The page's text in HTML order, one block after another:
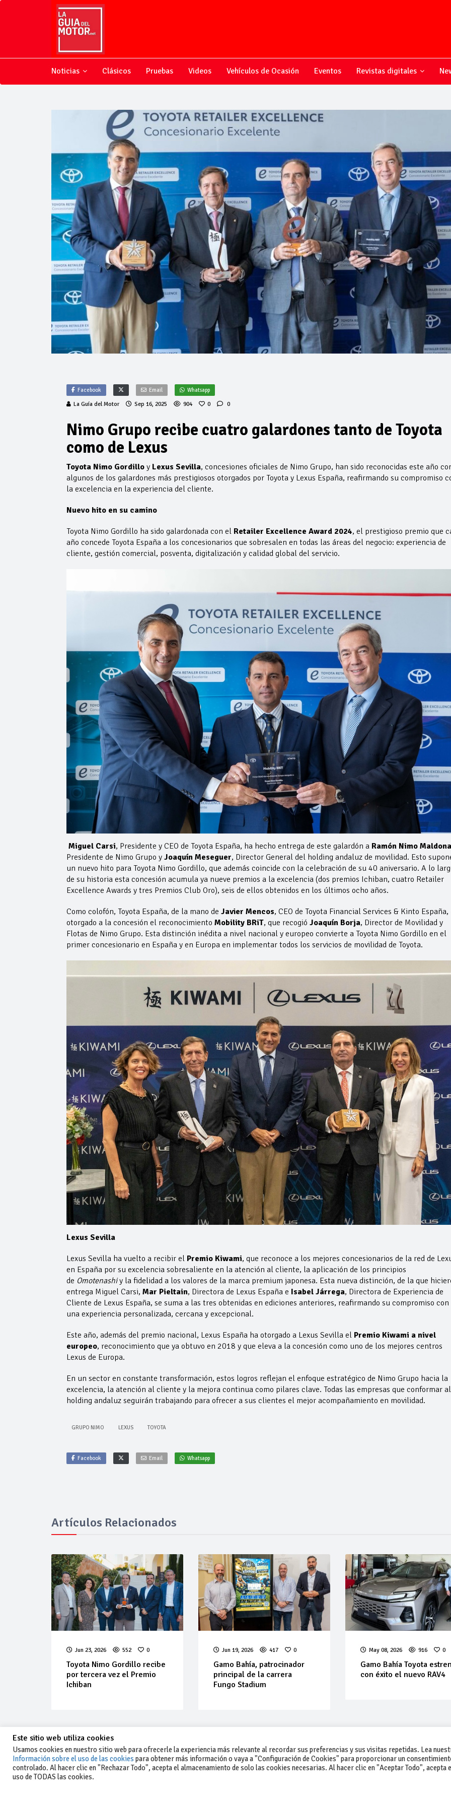
Noticias Clásicos Pruebas Videos Vehículos de Ocasión Eventos Revistas digitales
Facebook Email Whatsapp
La Guía del Motor Sep 16, 2025 904 0 0
Nimo Grupo recibe cuatro galardones tanto de Toyota
como de Lexus
Toyota Nimo Gordilloy Lexus Sevilla, concesiones oficiales de Nimo Grupo, han sido reconocidas este año
algunos de los galardones más prestigiosos otorgados por Toyota y Lexus España, reafirmando su compromiso
la excelencia en la experiencia del cliente.
Nuevo hito en su camino
Toyota Nimo Gordillo ha sido galardonada con el Retailer Excellence Award 2024, el prestigioso premio que
año concede Toyota España a los concesionarios que sobresalen en todas las áreas del negocio: experiencia de
cliente, gestión comercial, posventa, digitalización y calidad global del servicio.
Miguel Carsi, Presidente y CEO de Toyota España, ha hecho entrega de este galardón a Ramón Nimo
Presidente de Nimo Grupo y Joaquín Meseguer, Director General del holding andaluz de movilidad. Esto
un nuevo hito para Toyota Nimo Gordillo, que además coincide con la celebración de su 40 aniversario. A lo
de su historia esta concesión acumula ya nueve premios a la excelencia (dos premios Ichiban, cuatro Retailer
Excellence Awards y tres Premios Club Oro), seis de ellos obtenidos en los últimos ocho años.
Como colofón, Toyota España, de la mano de Javier Mencos, CEO de Toyota Financial Services & Kinto España,
otorgado a la concesión el reconocimiento Mobility BRiT, que recogió Joaquín Borja, Director de Movilidad y
Flotas de Nimo Grupo. Esta distinción inédita a nivel nacional y europeo convierte a Toyota Nimo Gordillo en el
primer concesionario en España y en Europa en implementar todos los servicios de movilidad de Toyota.
Lexus Sevilla
Lexus Sevilla ha vuelto a recibir el Premio Kiwami, que reconoce a los mejores concesionarios de la red de
en España por su excelencia sobresaliente en la atención al cliente, la aplicación de los principios
de Omotenashiy la fidelidad a los valores de la marca premium japonesa. Esta nueva distinción, de la que
entrega Miguel Carsi, Mar Pieltain, Directora de Lexus España e Isabel Járrega, Directora de Experiencia de
Cliente de Lexus España, se suma a las tres obtenidas en ediciones anteriores, reafirmando su compromiso con
una experiencia personalizada, cercana y excepcional.
Este año, además del premio nacional, Lexus España ha otorgado a Lexus Sevilla el Premio Kiwami a nivel
europeo, reconocimiento que ya obtuvo en 2018 y que eleva a la concesión como uno de los mejores centros
Lexus de Europa.
En un sector en constante transformación, estos logros reflejan el enfoque estratégico de Nimo Grupo hacia la
excelencia, la atención al cliente y la mejora continua como pilares clave. Todas las empresas que conformar al
holding andaluz seguirán trabajando para ofrecer a sus clientes el mejor acompañamiento en movilidad.
GRUPO NIMO LEXUS TOYOTA
Facebook Email Whatsapp
Artículos Relacionados
Jun 23, 2026 552 0
Toyota Nimo Gordillo recibe
por tercera vez el Premio
Ichiban
Jun 19, 2026 417 0
Gamo Bahía, patrocinador
principal de la carrera
Fungo Stadium
May 08, 2026 916 0
Gamo Bahía Toyota
con éxito el nuevo RAV4
-Aviso legal y condiciones generales
-Contacto
Este sitio web utiliza cookies
Usamos cookies en nuestro sitio web para ofrecerle la experiencia más relevante al recordar sus preferencias y sus visitas repetidas. Lea
Información sobre el uso de las cookies para obtener más información o vaya a "Configuración de Cookies" para proporcionar un
controlado. Al hacer clic en "Rechazar Todo", acepta el almacenamiento de solo las cookies necesarias. Al hacer clic en "Aceptar Todo", acepta
uso de TODAS las cookies.